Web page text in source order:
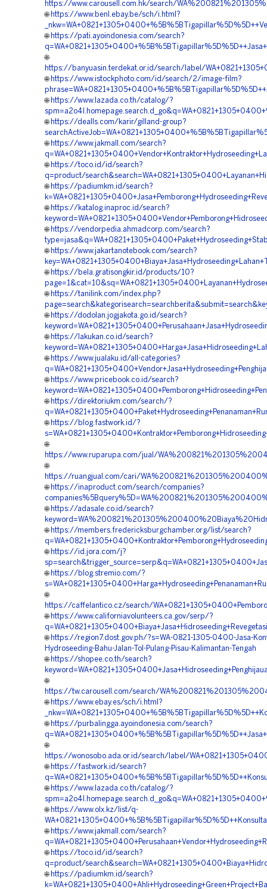
https://www.carousell.com.hk/search/
🌐 https://www.benl.ebay.be/sch/i.html?
🌐 https://pati.ayoindonesia.com/search?
🌐
https://banyuasin.terdekat.or.id/search/label/
🌐 https://www.istockphoto.com/id/search/2/image-film?
🌐 https://www.lazada.co.th/catalog/?
🌐 https://dealls.com/karir/gilland-group?
🌐 https://www.jakmall.com/search?
🌐 https://toco.id/id/search?
q=product/
🌐 https://padiumkm.id/search?
🌐 https://katalog.inaproc.id/search?
🌐 https://vendorpedia.ahmadcorp.com/search?
🌐 https://www.jakartanotebook.com/search?
🌐 https://bela.gratisongkir.id/products/10?
🌐 https://tanilink.com/index.php?
🌐 https://dodolan.jogjakota.go.id/search?
🌐 https://lakukan.co.id/search?
🌐 https://www.jualaku.id/all-categories?
🌐 https://www.pricebook.co.id/search?
🌐 https://direktoriukm.com/search/?
🌐 https://blog.fastwork.id/?
🌐
https://www.ruparupa.com/jual/
🌐
https://ruangjual.com/cari/
🌐 https://inaproduct.com/search/companies?
🌐 https://adasale.co.id/search?
🌐 https://members.fredericksburgchamber.org/list/search?
🌐 https://id.jora.com/j?
🌐 https://blog.stremio.com/?
🌐
https://caffelantico.cz/search/
🌐 https://www.californiavolunteers.ca.gov/serp/?
🌐 https://region7.dost.gov.ph/?s=WA-0821-1305-0400-Jasa-
Hydroseeding-Bahu-Jalan-Tol-Pulang-Pisau-Kalimantan-Tengah
🌐 https://shopee.co.th/search?
🌐
https://tw.carousell.com/search/
🌐 https://www.ebay.es/sch/i.html?
🌐 https://purbalingga.ayoindonesia.com/search?
🌐
https://wonosobo.ada.or.id/search/label/
🌐 https://fastwork.id/search?
🌐 https://www.lazada.co.th/catalog/?
🌐 https://www.olx.kz/list/q-
🌐 https://www.jakmall.com/search?
🌐 https://toco.id/id/search?
q=product/
🌐 https://padiumkm.id/search?